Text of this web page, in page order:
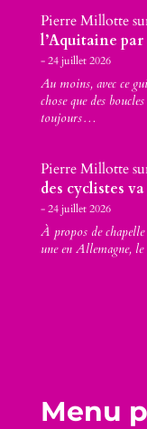
Pierre Millotte
l’Aquitaine
24 juillet 2026
Au moins, avec ce
chose que des
toujours…
Pierre Millotte
des cyclistes
24 juillet 2026
À propos de chapelle
une en Allemagne,
Menu